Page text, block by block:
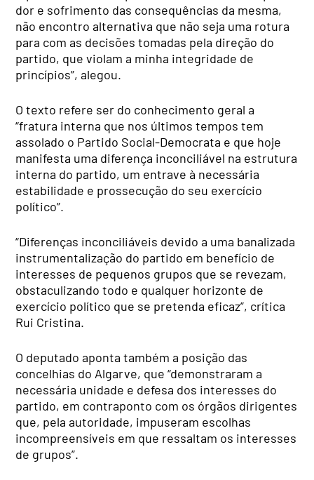
dor e sofrimento das consequências da mesma,
não encontro alternativa que não seja uma rotura
para com as decisões tomadas pela direção do
partido, que violam a minha integridade de
princípios”, alegou.
O texto refere ser do conhecimento geral a
“fratura interna que nos últimos tempos tem
assolado o Partido Social-Democrata e que hoje
manifesta uma diferença inconciliável na estrutura
interna do partido, um entrave à necessária
estabilidade e prossecução do seu exercício
político”.
“Diferenças inconciliáveis devido a uma banalizada
instrumentalização do partido em benefício de
interesses de pequenos grupos que se revezam,
obstaculizando todo e qualquer horizonte de
exercício político que se pretenda eficaz”, crítica
Rui Cristina.
O deputado aponta também a posição das
concelhias do Algarve, que “demonstraram a
necessária unidade e defesa dos interesses do
partido, em contraponto com os órgãos dirigentes
que, pela autoridade, impuseram escolhas
incompreensíveis em que ressaltam os interesses
de grupos”.